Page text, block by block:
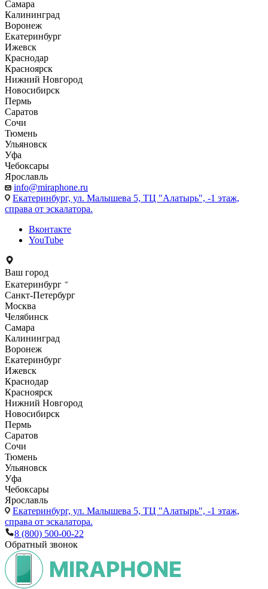
Самара
Калининград
Воронеж
Екатеринбург
Ижевск
Краснодар
Красноярск
Нижний Новгород
Новосибирск
Пермь
Саратов
Сочи
Тюмень
Ульяновск
Уфа
Чебоксары
Ярославль
info@miraphone.ru
Екатеринбург, ул. Малышева 5, ТЦ "Алатырь", -1 этаж,
справа от эскалатора.
Вконтакте
YouTube
Ваш город
Екатеринбург
Санкт-Петербург
Москва
Челябинск
Самара
Калининград
Воронеж
Екатеринбург
Ижевск
Краснодар
Красноярск
Нижний Новгород
Новосибирск
Пермь
Саратов
Сочи
Тюмень
Ульяновск
Уфа
Чебоксары
Ярославль
Екатеринбург, ул. Малышева 5, ТЦ "Алатырь", -1 этаж,
справа от эскалатора.
8 (800) 500-00-22
Обратный звонок